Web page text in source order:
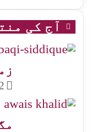
آج کی
22